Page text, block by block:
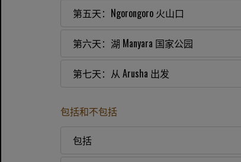
第五天：Ngorongoro 火山口
第六天：湖 Manyara 国家公园
第七天：从 Arusha 出发
包括和不包括
包括